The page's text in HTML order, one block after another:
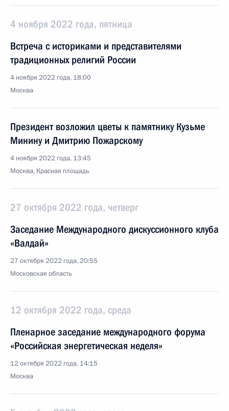
4 ноября 2022 года, пятница
Встреча с историками и представителями
традиционных религий России
4 ноября 2022 года, 18:00
Москва
Президент возложил цветы к памятнику Кузьме
Минину и Дмитрию Пожарскому
4 ноября 2022 года, 13:45
Москва, Красная площадь
27 октября 2022 года, четверг
Заседание Международного дискуссионного клуба
«Валдай»
27 октября 2022 года, 20:55
Московская область
12 октября 2022 года, среда
Пленарное заседание международного форума
«Российская энергетическая неделя»
12 октября 2022 года, 14:15
Москва